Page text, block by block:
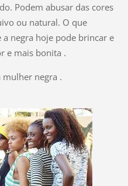
Podem abusar das cores
ou natural. O que
negra hoje pode brincar e
e mais bonita .
mulher negra .